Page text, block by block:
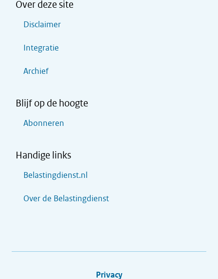
Over deze site
Disclaimer
Integratie
Archief
Blijf op de hoogte
Abonneren
Handige links
Belastingdienst.nl
Over de Belastingdienst
Privacy